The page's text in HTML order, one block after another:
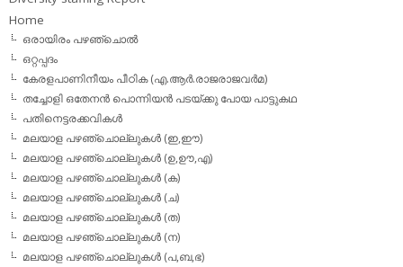
Home
ഒരായിരം പഴഞ്ചൊല്‍
ഒറ്റപ്പദം
കേരളപാണിനീയം പീഠിക (എ.ആര്‍.രാജരാജവര്‍മ)
തച്ചോളി ഒതേനൻ പൊന്നിയൻ പടയ്‌ക്കു പോയ പാട്ടുകഥ
പതിനെട്ടരക്കവികള്‍
മലയാള പഴഞ്ചൊല്ലുകള്‍ (ഇ,ഈ)
മലയാള പഴഞ്ചൊല്ലുകള്‍ (ഉ,ഊ,എ)
മലയാള പഴഞ്ചൊല്ലുകള്‍ (ക)
മലയാള പഴഞ്ചൊല്ലുകള്‍ (ച)
മലയാള പഴഞ്ചൊല്ലുകള്‍ (ത)
മലയാള പഴഞ്ചൊല്ലുകള്‍ (ന)
മലയാള പഴഞ്ചൊല്ലുകള്‍ (പ,ബ,ഭ)